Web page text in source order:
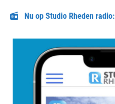
Nu op Studio Rheden radio: